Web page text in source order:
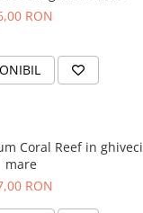
RON
Coral Reef in ghiveci
mare
RON